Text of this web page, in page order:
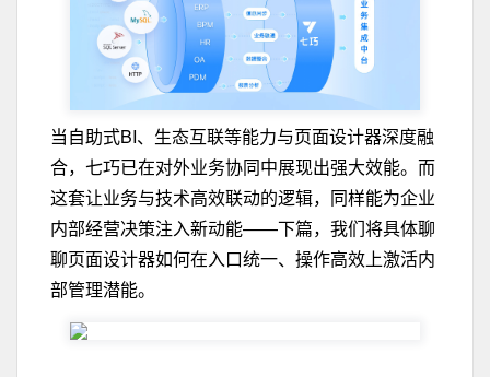
当自助式BI、生态互联等能力与页面设计器深度融
合，七巧已在对外业务协同中展现出强大效能。而
这套让业务与技术高效联动的逻辑，同样能为企业
内部经营决策注入新动能——下篇，我们将具体聊
聊页面设计器如何在入口统一、操作高效上激活内
部管理潜能。